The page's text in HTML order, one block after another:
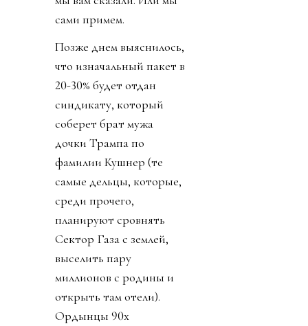
Источник изображения
@fifaworldcup
День 1. Инфантино
сбросил бомбу. У
некоммерческой
организации FIFA будет
создана коммерческая
«дочка» - частный
инвестиционный фонд
FFE, который будет
“развивать” футбол по
миру. 211 федерациям
дали 53 дня принять
этот план и получить 40
миллионов долларов или
отказаться и получить 10